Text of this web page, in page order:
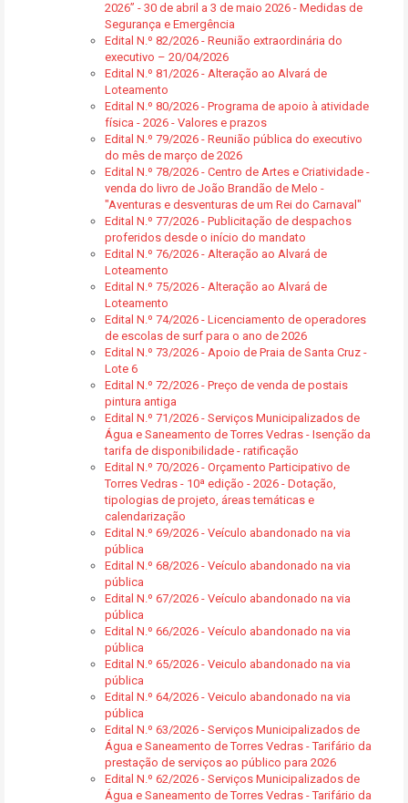
2026” - 30 de abril a 3 de maio 2026 - Medidas de
Segurança e Emergência
Edital N.º 82/2026 - Reunião extraordinária do
executivo – 20/04/2026
Edital N.º 81/2026 - Alteração ao Alvará de
Loteamento
Edital N.º 80/2026 - Programa de apoio à atividade
física - 2026 - Valores e prazos
Edital N.º 79/2026 - Reunião pública do executivo
do mês de março de 2026
Edital N.º 78/2026 - Centro de Artes e Criatividade -
venda do livro de João Brandão de Melo -
"Aventuras e desventuras de um Rei do Carnaval"
Edital N.º 77/2026 - Publicitação de despachos
proferidos desde o início do mandato
Edital N.º 76/2026 - Alteração ao Alvará de
Loteamento
Edital N.º 75/2026 - Alteração ao Alvará de
Loteamento
Edital N.º 74/2026 - Licenciamento de operadores
de escolas de surf para o ano de 2026
Edital N.º 73/2026 - Apoio de Praia de Santa Cruz -
Lote 6
Edital N.º 72/2026 - Preço de venda de postais
pintura antiga
Edital N.º 71/2026 - Serviços Municipalizados de
Água e Saneamento de Torres Vedras - Isenção da
tarifa de disponibilidade - ratificação
Edital N.º 70/2026 - Orçamento Participativo de
Torres Vedras - 10ª edição - 2026 - Dotação,
tipologias de projeto, áreas temáticas e
calendarização
Edital N.º 69/2026 - Veículo abandonado na via
pública
Edital N.º 68/2026 - Veículo abandonado na via
pública
Edital N.º 67/2026 - Veículo abandonado na via
pública
Edital N.º 66/2026 - Veículo abandonado na via
pública
Edital N.º 65/2026 - Veiculo abandonado na via
pública
Edital N.º 64/2026 - Veiculo abandonado na via
pública
Edital N.º 63/2026 - Serviços Municipalizados de
Água e Saneamento de Torres Vedras - Tarifário da
prestação de serviços ao público para 2026
Edital N.º 62/2026 - Serviços Municipalizados de
Água e Saneamento de Torres Vedras - Tarifário da